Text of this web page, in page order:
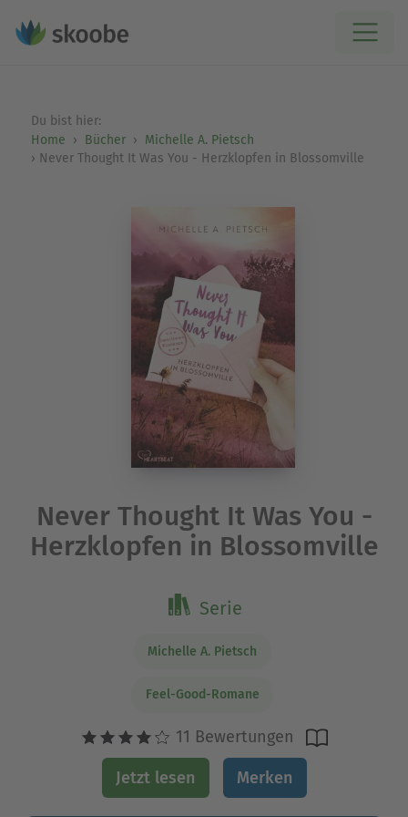
Du bist hier:
Home
Bücher
Michelle A. Pietsch
Never Thought It Was You - Herzklopfen in Blossomville
Never Thought It Was You -
Herzklopfen in Blossomville
Serie
Michelle A. Pietsch
Feel-Good-Romane
11 Bewertungen
Jetzt lesen Merken